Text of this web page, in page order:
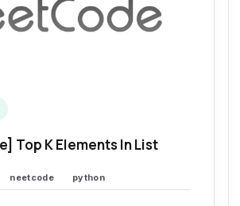
Top K Elements In List
neetcode python